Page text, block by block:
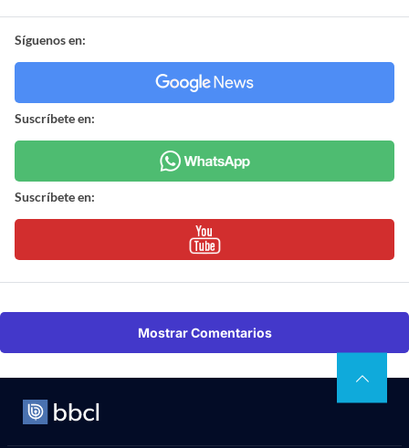
Síguenos en:
Suscríbete en:
Suscríbete en:
Mostrar Comentarios